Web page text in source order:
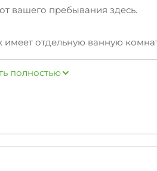
вашего пребывания здесь.
отдельную ванную
балкон.
полностью